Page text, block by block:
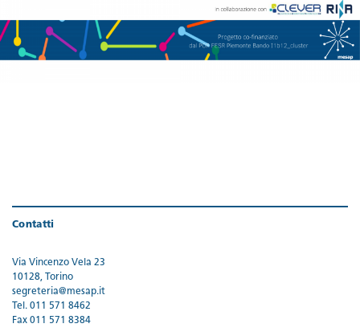
Contatti
Via Vincenzo Vela 23
10128, Torino
segreteria@mesap.it
Tel. 011 571 8462
Fax 011 571 8384